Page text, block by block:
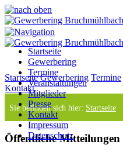
Startseite
Gewerbering
Termine
Veranstaltungen
Mitglieder
Presse
Kontakt
Impressum
Datenschutz
+49 (0) 175 / 603 81 26
brumie.de
Startseite Gewerbering Termine
Kontakt
Sie befinden sich hier: Startseite
Öffentliche Mitteilungen